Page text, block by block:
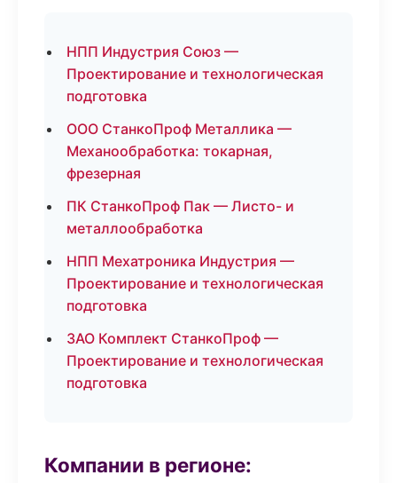
НПП Индустрия Союз —
Проектирование и технологическая
подготовка
ООО СтанкоПроф Металлика —
Механообработка: токарная,
фрезерная
ПК СтанкоПроф Пак — Листо- и
металлообработка
НПП Мехатроника Индустрия —
Проектирование и технологическая
подготовка
ЗАО Комплект СтанкоПроф —
Проектирование и технологическая
подготовка
Компании в регионе: